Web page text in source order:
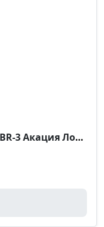
Yalta Брифинг-приставка LT.BR-3 Акация Лорка/Металл Белый 1000*600*750